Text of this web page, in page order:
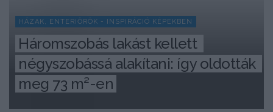
HÁZAK, ENTERIŐRÖK - INSPIRÁCIÓ KÉPEKBEN
Háromszobás lakást kellett
négyszobássá alakítani: így oldották
meg 73 m²-en